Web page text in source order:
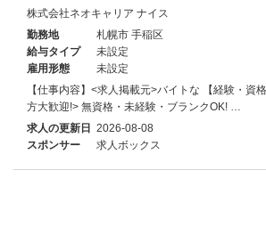
株式会社ネオキャリア ナイス
勤務地
札幌市 手稲区
給与タイプ
未設定
雇用形態
未設定
【仕事内容】<求人掲載元>バイトな 【経験・資
方大歓迎!> 無資格・未経験・ブランクOK! …
求人の更新日 2026-08-08
スポンサー
求人ボックス